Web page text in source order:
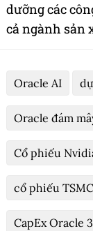
dưỡng các
cả ngành sản
Oracle AI
Oracle đám
Cổ phiếu
cổ phiếu TSMC
CapEx Oracle